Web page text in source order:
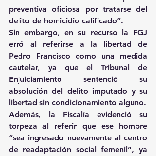
preventiva oficiosa por tratarse del
delito de homicidio calificado”.
Sin embargo, en su recurso la FGJ
erró al referirse a la libertad de
Pedro Francisco como una medida
cautelar, ya que el Tribunal de
Enjuiciamiento sentenció su
absolución del delito imputado y su
libertad sin condicionamiento alguno.
Además, la Fiscalía evidenció su
torpeza al referir que ese hombre
“sea ingresado nuevamente al centro
de readaptación social femenil”, ya